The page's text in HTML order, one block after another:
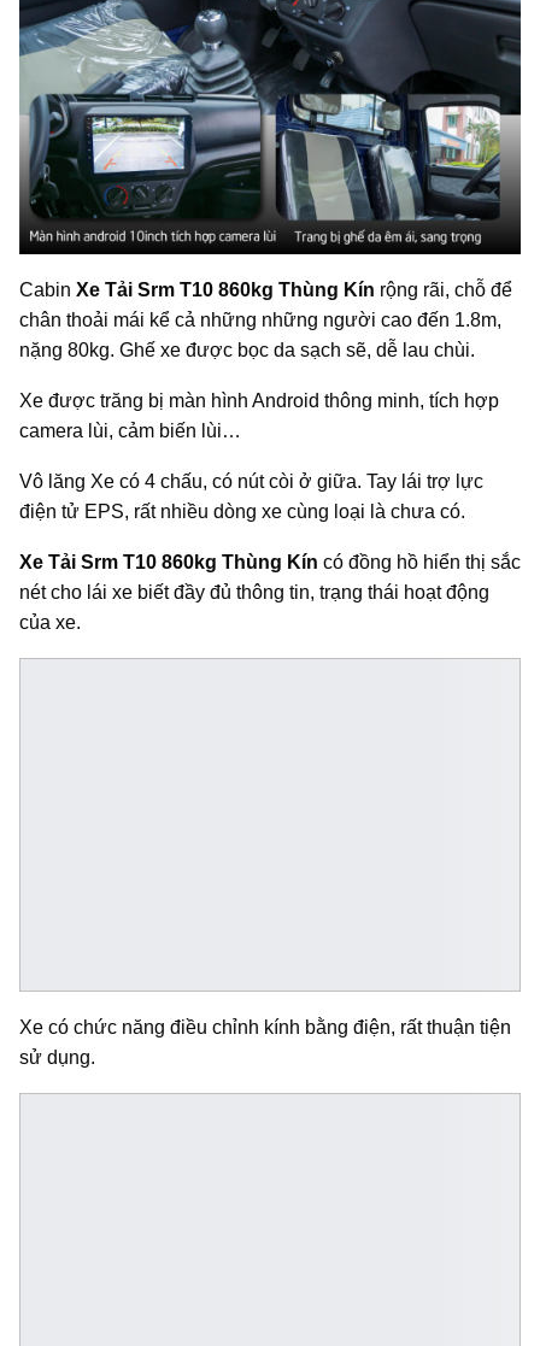
Cabin Xe Tải Srm T10 860kg Thùng Kín rộng rãi, chỗ để
chân thoải mái kể cả những những người cao đến 1.8m,
nặng 80kg. Ghế xe được bọc da sạch sẽ, dễ lau chùi.
Xe được trăng bị màn hình Android thông minh, tích hợp
camera lùi, cảm biến lùi…
Vô lăng Xe có 4 chấu, có nút còi ở giữa. Tay lái trợ lực
điện tử EPS, rất nhiều dòng xe cùng loại là chưa có.
Xe Tải Srm T10 860kg Thùng Kín có đồng hồ hiển thị sắc
nét cho lái xe biết đầy đủ thông tin, trạng thái hoạt động
của xe.
Xe có chức năng điều chỉnh kính bằng điện, rất thuận tiện
sử dụng.